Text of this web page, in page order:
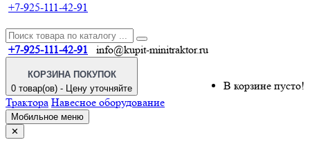
+7-925-111-42-91
+7-925-111-42-91 info@kupit-minitraktor.ru
КОРЗИНА ПОКУПОК
0 товар(ов) - Цену уточняйте
В корзине пусто!
Трактора Навесное оборудование
Мобильное меню
✕